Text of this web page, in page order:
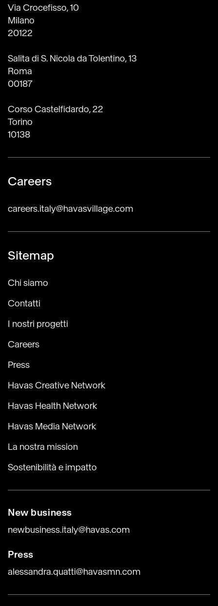
Via Crocefisso, 10
Milano
20122
Salita di S. Nicola da Tolentino, 13
Roma
00187
Corso Castelfidardo, 22
Torino
10138
Careers
careers.italy@havasvillage.com
Sitemap
Chi siamo
Contatti
I nostri progetti
Careers
Press
Havas Creative Network
Havas Health Network
Havas Media Network
La nostra mission
Sostenibilità e impatto
New business
newbusiness.italy@havas.com
Press
alessandra.quatti@havasmn.com